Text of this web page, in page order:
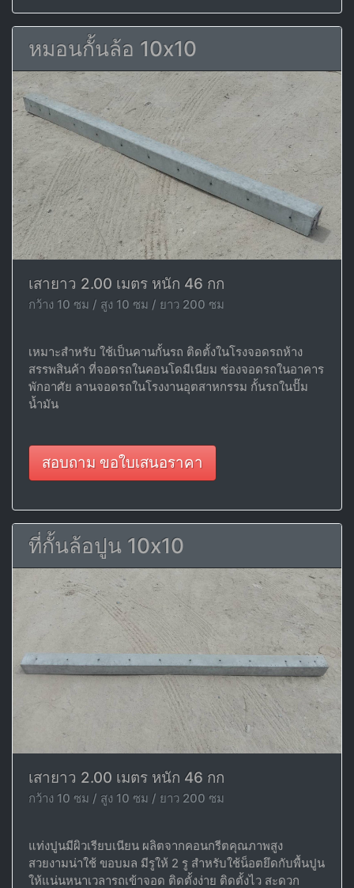
หมอนกั้นล้อ 10x10
เสายาว 2.00 เมตร หนัก 46 กก
กว้าง 10 ซม / สูง 10 ซม / ยาว 200 ซม
เหมาะสำหรับ ใช้เป็นคานกั้นรถ ติดตั้งในโรงจอดรถห้าง
สรรพสินค้า ที่จอดรถในคอนโดมีเนียม ช่องจอดรถในอาคาร
พักอาศัย ลานจอดรถในโรงงานอุตสาหกรรม กั้นรถในปั๊ม
น้ำมัน
สอบถาม ขอใบเสนอราคา
ที่กั้นล้อปูน 10x10
เสายาว 2.00 เมตร หนัก 46 กก
กว้าง 10 ซม / สูง 10 ซม / ยาว 200 ซม
แท่งปูนมีผิวเรียบเนียน ผลิตจากคอนกรีตคุณภาพสูง
สวยงามน่าใช้ ขอบมล มีรูให้ 2 รู สำหรับใช้น็อตยึดกับพื้นปูน
ให้แน่นหนาเวลารถเข้าจอด ติดตั้งง่าย ติดตั้งไว สะดวก